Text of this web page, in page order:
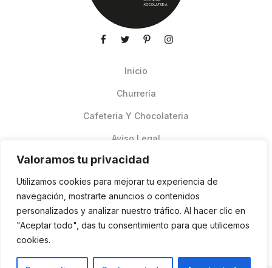
Valoramos tu privacidad
Utilizamos cookies para mejorar tu experiencia de
navegación, mostrarte anuncios o contenidos
personalizados y analizar nuestro tráfico. Al hacer clic en
"Aceptar todo", das tu consentimiento para que utilicemos
cookies.
Inicio
Churrería
Cafeteria Y Chocolateria
Aviso Legal
Pedidos Online Glovo
Contacto